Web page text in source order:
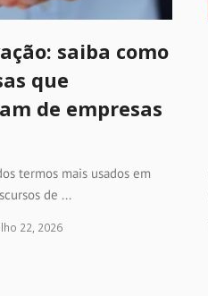
saiba como
que
de empresas
termos mais usados em
de ...
22, 2026